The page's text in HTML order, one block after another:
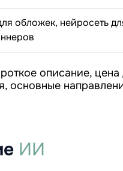
обложек, нейросеть
описание, цена
основные
ИИ